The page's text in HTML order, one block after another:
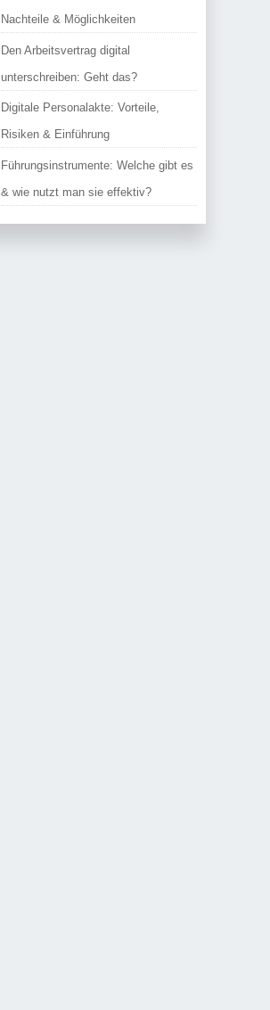
Nachteile & Möglichkeiten
Den Arbeitsvertrag digital
unterschreiben: Geht das?
Digitale Personalakte: Vorteile,
Risiken & Einführung
Führungsinstrumente: Welche gibt es
& wie nutzt man sie effektiv?